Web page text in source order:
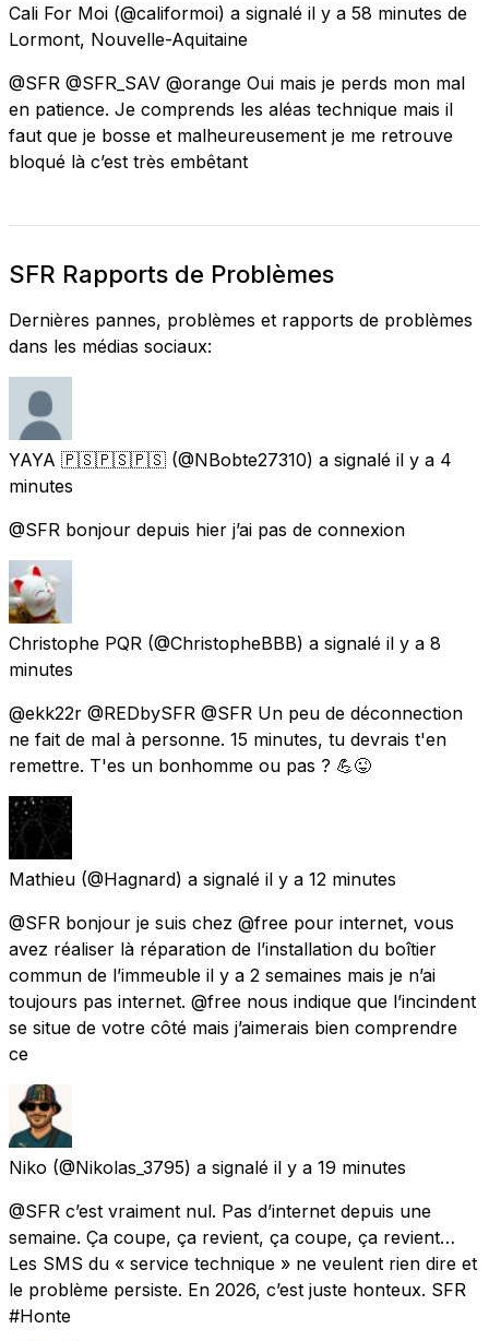
Cali For Moi (@califormoi) a signalé il y a 58 minutes de
Lormont, Nouvelle-Aquitaine
@SFR @SFR_SAV @orange Oui mais je perds mon mal
en patience. Je comprends les aléas technique mais il
faut que je bosse et malheureusement je me retrouve
bloqué là c’est très embêtant
SFR Rapports de Problèmes
Dernières pannes, problèmes et rapports de problèmes
dans les médias sociaux:
YAYA 🇵🇸🇵🇸🇵🇸 (@NBobte27310) a signalé il y a 4
minutes
@SFR bonjour depuis hier j’ai pas de connexion
Christophe PQR (@ChristopheBBB) a signalé il y a 8
minutes
@ekk22r @REDbySFR @SFR Un peu de déconnection
ne fait de mal à personne. 15 minutes, tu devrais t'en
remettre. T'es un bonhomme ou pas ? 💪😜
Mathieu (@Hagnard) a signalé il y a 12 minutes
@SFR bonjour je suis chez @free pour internet, vous
avez réaliser là réparation de l’installation du boîtier
commun de l’immeuble il y a 2 semaines mais je n’ai
toujours pas internet. @free nous indique que l’incindent
se situe de votre côté mais j’aimerais bien comprendre
ce
Niko (@Nikolas_3795) a signalé il y a 19 minutes
@SFR c’est vraiment nul. Pas d’internet depuis une
semaine. Ça coupe, ça revient, ça coupe, ça revient…
Les SMS du « service technique » ne veulent rien dire et
le problème persiste. En 2026, c’est juste honteux. SFR
#Honte